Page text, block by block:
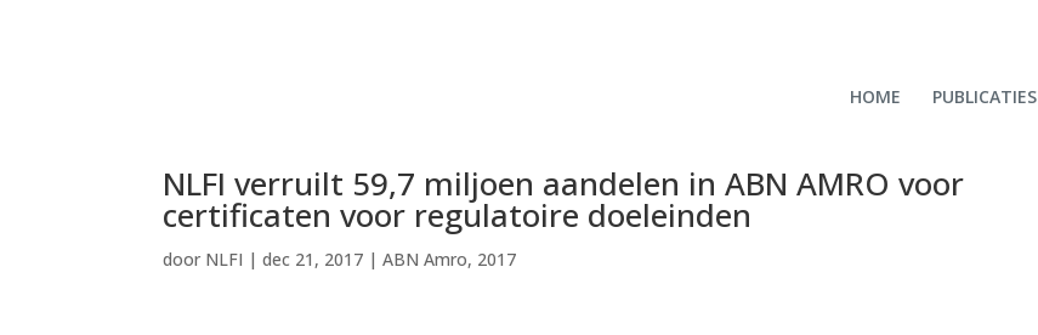
HOME PUBLICATIES
NLFI verruilt 59,7 miljoen aandelen in ABN AMRO voor
certificaten voor regulatoire doeleinden
door NLFI |dec 21, 2017 |ABN Amro, 2017